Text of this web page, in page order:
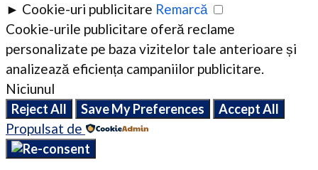
► Cookie-uri publicitare Remarcă
Cookie-urile publicitare oferă reclame
personalizate pe baza vizitelor tale anterioare și
analizează eficiența campaniilor publicitare.
Niciunul
Reject All Save My Preferences Accept All
Propulsat de